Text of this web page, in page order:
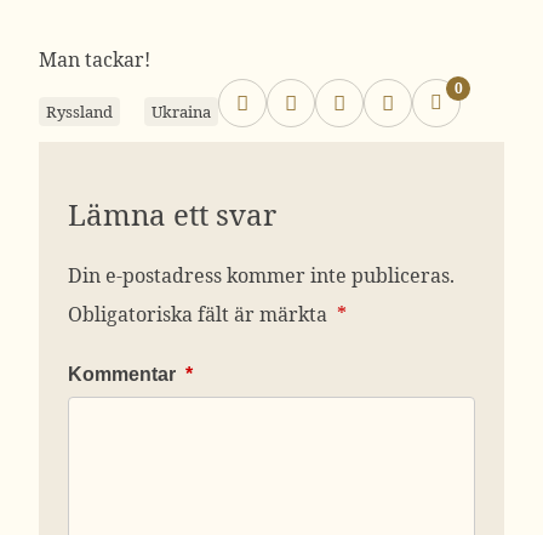
Man tackar!
Ryssland Ukraina
0
Lämna ett svar
Din e-postadress kommer inte publiceras.
Obligatoriska fält är märkta *
Kommentar *